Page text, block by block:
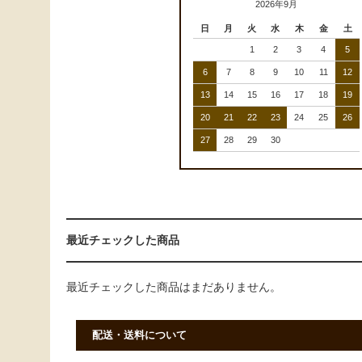
2026年9月
日 月 火 水 木 金 土
1 2 3 4 5
6 7 8 9 10 11 12
13 14 15 16 17 18 19
20 21 22 23 24 25 26
27 28 29 30
最近チェックした商品
最近チェックした商品はまだありません。
配送・送料について